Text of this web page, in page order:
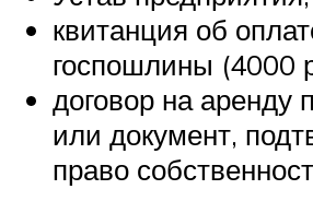
квитанция об
госпошлины (4000
договор на аренду
или документ,
право